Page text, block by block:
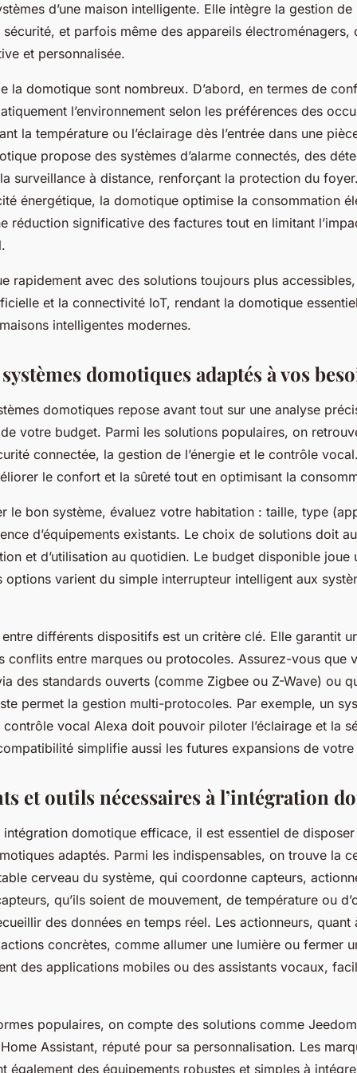
d’une maison intelligente. Elle intègre la gestion de
et parfois même des appareils électroménagers,
et personnalisée.
la domotique sont nombreux. D’abord, en termes de
l’environnement selon les préférences des
la température ou l’éclairage dès l’entrée dans une
propose des systèmes d’alarme connectés, des
surveillance à distance, renforçant la protection du
énergétique, la domotique optimise la consommation
réduction significative des factures tout en limitant
rapidement avec des solutions toujours plus
et la connectivité IoT, rendant la domotique
intelligentes modernes.
domotiques adaptés à vos
domotiques repose avant tout sur une analyse
votre budget. Parmi les solutions populaires, on
connectée, la gestion de l’énergie et le contrôle
le confort et la sûreté tout en optimisant la
le bon système, évaluez votre habitation : taille, type
d’équipements existants. Le choix de solutions doit
et d’utilisation au quotidien. Le budget disponible joue
options varient du simple interrupteur intelligent aux
différents dispositifs est un critère clé. Elle garantit
conflits entre marques ou protocoles. Assurez-vous que
des standards ouverts (comme Zigbee ou Z-Wave) ou
permet la gestion multi-protocoles. Par exemple, un
vocal Alexa doit pouvoir piloter l’éclairage et la
simplifie aussi les futures expansions de
et outils nécessaires à l’intégration
intégration domotique efficace, il est essentiel de
adaptés. Parmi les indispensables, on trouve la
cerveau du système, qui coordonne capteurs,
qu’ils soient de mouvement, de température ou
des données en temps réel. Les actionneurs, quant
concrètes, comme allumer une lumière ou fermer
des applications mobiles ou des assistants vocaux,
populaires, on compte des solutions comme
Assistant, réputé pour sa personnalisation. Les
également des équipements robustes et simples à